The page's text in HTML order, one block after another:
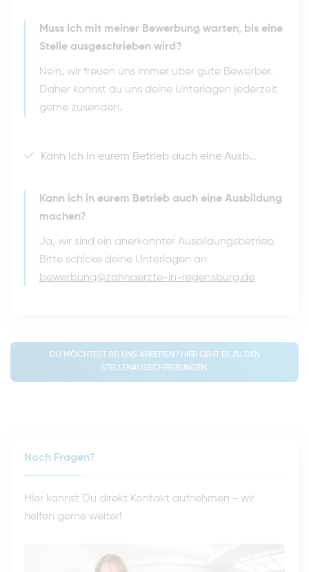
Muss ich mit meiner Bewerbung warten, bis eine
Stelle ausgeschrieben wird?
Nein, wir freuen uns immer über gute Bewerber.
Daher kannst du uns deine Unterlagen jederzeit
gerne zusenden.
Kann ich in eurem Betrieb auch eine Ausbildung machen?
Kann ich in eurem Betrieb auch eine Ausbildung
machen?
Ja, wir sind ein anerkannter Ausbildungsbetrieb.
Bitte schicke deine Unterlagen an
bewerbung@zahnaerzte-in-regensburg.de
DU MÖCHTEST BEI UNS ARBEITEN? HIER GEHT ES ZU DEN
STELLENAUSSCHREIBUNGEN.
Noch Fragen?
Hier kannst Du direkt Kontakt aufnehmen - wir
helfen gerne weiter!